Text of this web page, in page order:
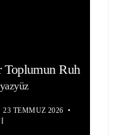
Toplumun Ruh
23 TEMMUZ 2026 •